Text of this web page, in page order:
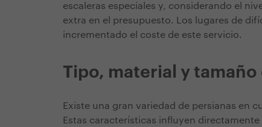
escaleras especiales y, considerando el
extra en el presupuesto. Los lugares de
incrementado el coste de este servicio.
Tipo, material y tamaño
Existe una gran variedad de persianas en
Estas características influyen